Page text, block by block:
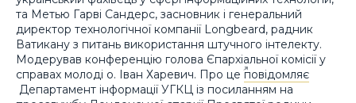
та Метью Гарві Сандерс, засновник і генеральний
директор технологічної компанії Longbeard, радник
Ватикану з питань використання штучного інтелекту.
Модерував конференцію голова Єпархіальної комісії у
справах молоді о. Іван Харевич. Про цеповідомляє
Департамент інформації УГКЦ із посиланням на